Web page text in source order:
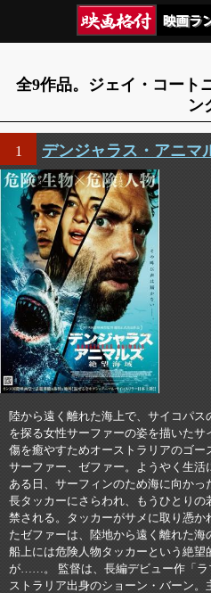
全9作品。ジェイ・コート
ン
1 デンジャラス・アニ
陸から遠く離れた海上で、サイコパ
を探る女性サーファーの姿を描いた
傷を癒やすためオーストラリアのゴ
サーファー、ゼファー。ようやく生
ある日、サーフィンのため海に向か
長タッカーにさらわれ、もうひとり
禁される。タッカーがサメに取り憑か
たゼファーは、陸地から遠く離れた海
船上には危険人物タッカーという絶
が……。 監督は、長編デビュー作「ラ
ストラリア出身のショーン・バーン。